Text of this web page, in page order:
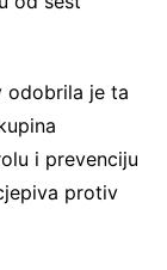
odobrila je ta
i prevenciju
protiv